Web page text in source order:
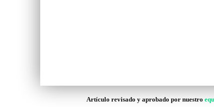
Artículo revisado y aprobado por nuestro